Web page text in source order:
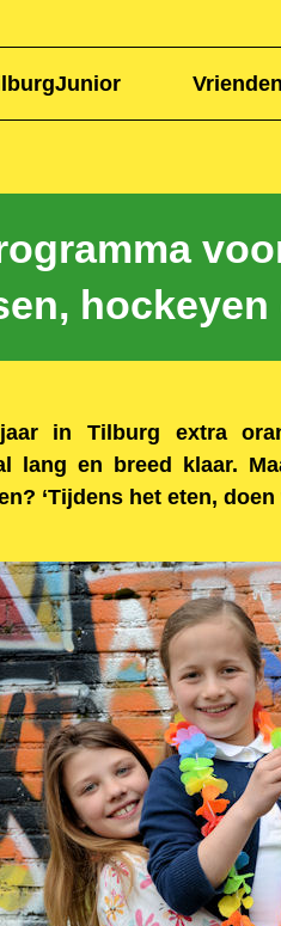
in Tilburg extra
lang en breed klaar.
‘Tijdens het eten,